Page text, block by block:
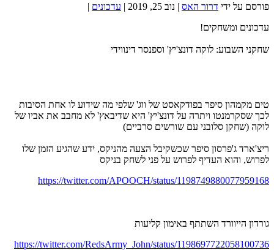
פורסם על ידי דרור האס | נוב 25, 2019 | עדכונים |
עדכונים ומשחקים!
שחקני השבוע: לוקה דונצ'יץ' וספנסר דינווידי
טים מקמהון סיפר בפודקאסט של ווג' שלפי מה שידוע לו אחת הסיבות
לכך שסקרמנטו ויתרה על דונצ'יץ' היא שדיבאץ' לא מחבב את אביו של
לוקה (שחקן סלובני עם שורשים סרביים)
ריצ'ארד ג'פרסון סיפר שכשקיבל הצעה מהניקס, ידע שהגיע הזמן שלו
לפרוש, והוא העדיף לפרוש על פני לשחק בניקס
https://twitter.com/APOOCH/status/1198749880077959168
גורדון הייוורד השתתף באימון קליעות
https://twitter.com/RedsArmy_John/status/1198697722058100736